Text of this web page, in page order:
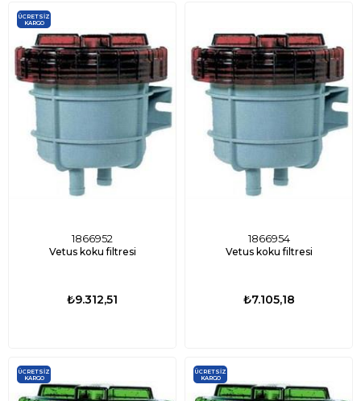
1866952
Vetus koku filtresi
₺9.312,51
ÜCRETSIZ
KARGO
1866954
Vetus koku filtresi
₺7.105,18
ÜCRETSIZ
KARGO
ÜCRETSIZ
KARGO